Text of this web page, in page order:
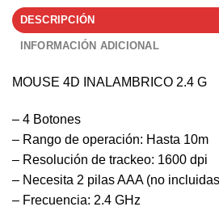
DESCRIPCIÓN
INFORMACIÓN ADICIONAL
MOUSE 4D INALAMBRICO 2.4 G
– 4 Botones
– Rango de operación: Hasta 10m
– Resolución de trackeo: 1600 dpi
– Necesita 2 pilas AAA (no
– Frecuencia: 2.4 GHz